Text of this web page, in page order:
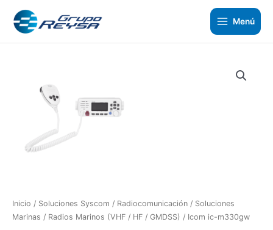
contenido
Menú
Inicio / Soluciones Syscom / Radiocomunicación / Soluciones
Marinas / Radios Marinos (VHF / HF / GMDSS) / Icom ic-m330gw
m330gw
cantidad